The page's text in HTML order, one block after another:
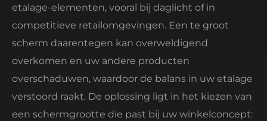
etalage-elementen, vooral bij daglicht of in
competitieve retailomgevingen. Een te groot
scherm daarentegen kan overweldigend
overkomen en uw andere producten
overschaduwen, waardoor de balans in uw etalage
verstoord raakt. De oplossing ligt in het kiezen van
een schermgrootte die past bij uw winkelconcept: